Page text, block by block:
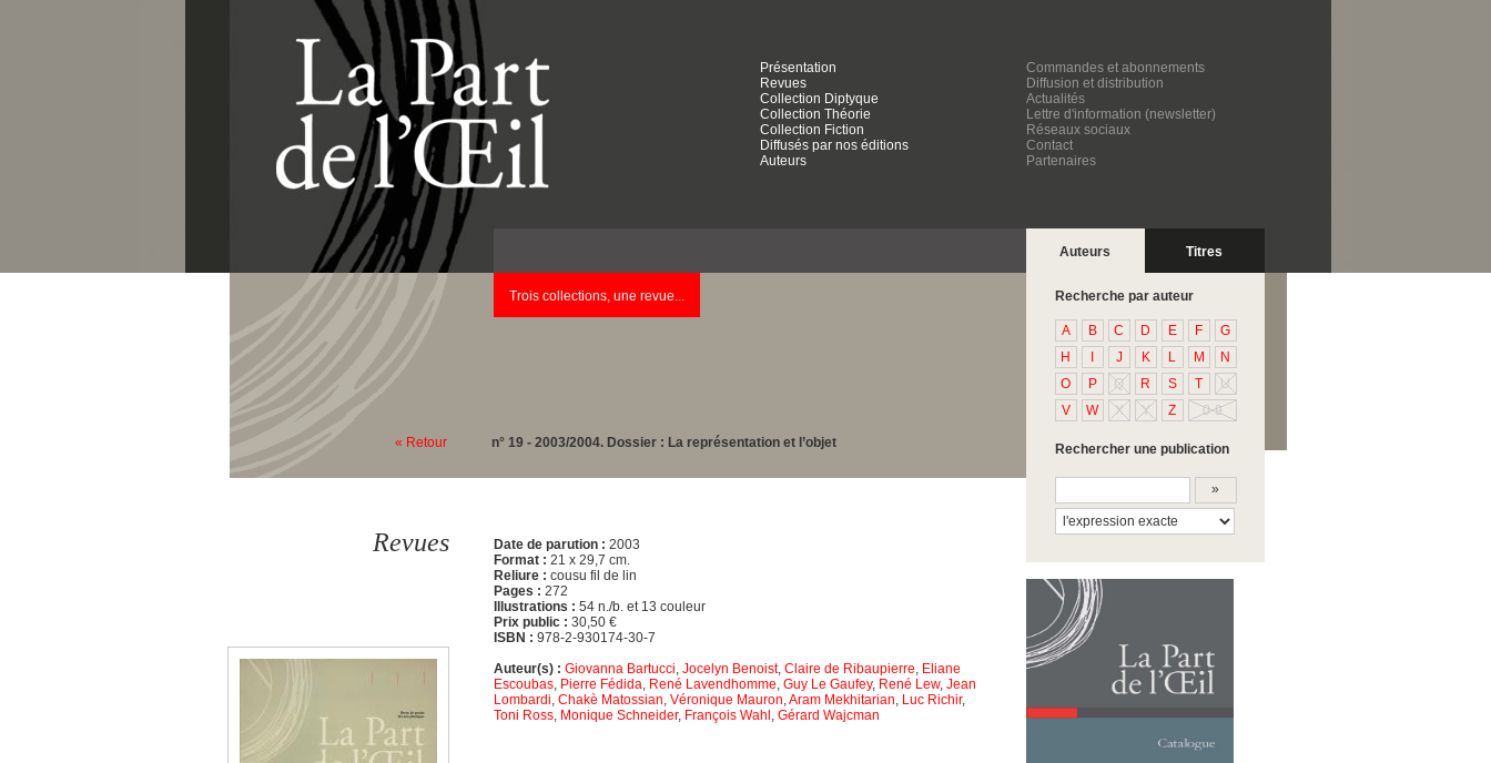
Présentation
Revues
Collection Diptyque
Collection Théorie
Collection Fiction
Diffusés par nos éditions
Auteurs
Commandes et abonnements
Diffusion et distribution
Actualités
Lettre d'information (newsletter)
Réseaux sociaux
Contact
Partenaires
Auteurs Titres
Trois collections, une revue...
« Retour n° 19 - 2003/2004. Dossier : La représentation et l’objet
Revues Date de parution : 2003
Format : 21 x 29,7 cm.
Reliure : cousu fil de lin
Pages : 272
Illustrations : 54 n./b. et 13 couleur
Prix public : 30,50 €
ISBN : 978-2-930174-30-7
Auteur(s) : Giovanna Bartucci, Jocelyn Benoist, Claire de Ribaupierre, Eliane
Escoubas, Pierre Fédida, René Lavendhomme, Guy Le Gaufey, René Lew, Jean
Lombardi, Chakè Matossian, Véronique Mauron,Aram Mekhitarian, Luc Richir,
Toni Ross, Monique Schneider, François Wahl , Gérard Wajcman
Recherche par auteur
A B C D E F
G
H
J K L M
N
O
P Q R S T
U
V
W X Y Z 0-9
Rechercher une publication